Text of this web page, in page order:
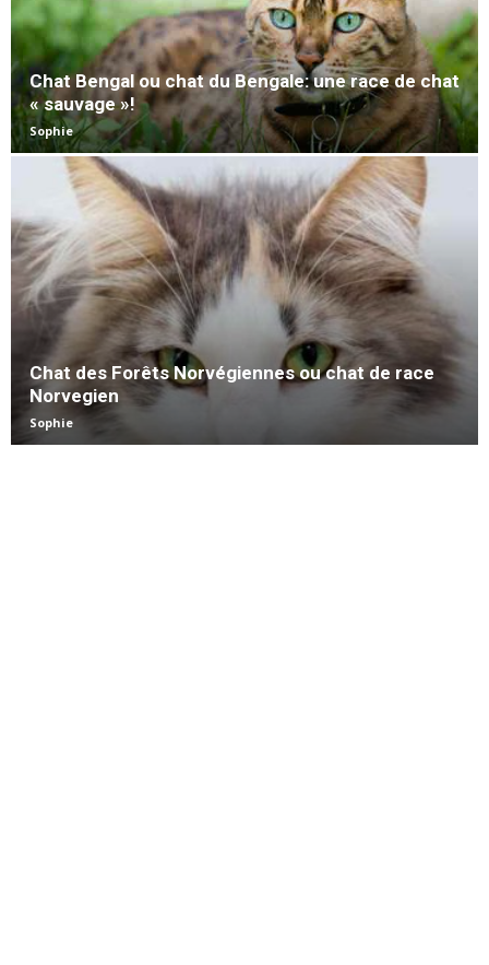
Chat Bengal ou chat du Bengale: une race de chat
« sauvage »!
Sophie
Chat des Forêts Norvégiennes ou chat de race
Norvegien
Sophie